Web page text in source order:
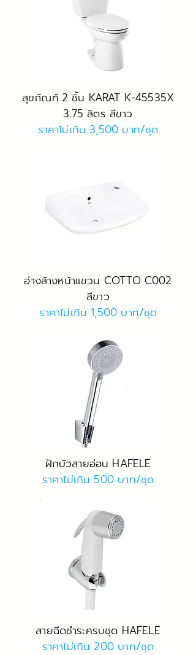
สุขภัณฑ์ 2 ชิ้น KARAT K-45535X
3.75 ลิตร สีขาว
ราคาไม่เกิน 3,500 บาท/ชุด
อ่างล้างหน้าแขวน COTTO C002
สีขาว
ราคาไม่เกิน 1,500 บาท/ชุด
ฝักบัวสายอ่อน HAFELE
ราคาไม่เกิน 500 บาท/ชุด
สายฉีดชำระครบชุด HAFELE
ราคาไม่เกิน 200 บาท/ชุด